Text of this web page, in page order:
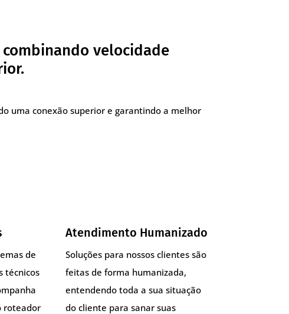
velocidade
uma conexão superior e garantindo a melhor
de
técnicos
roteador
Atendimento Humanizado
Soluções para nossos clientes são
feitas de forma humanizada,
entendendo toda a sua situação
do cliente para sanar suas